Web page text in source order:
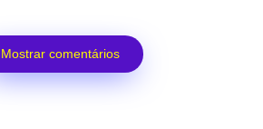
Mostrar comentários